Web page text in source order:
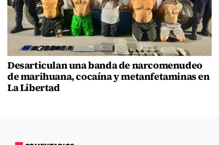
Desarticulan una banda de narcomenudeo
de marihuana, cocaína y metanfetaminas en
La Libertad